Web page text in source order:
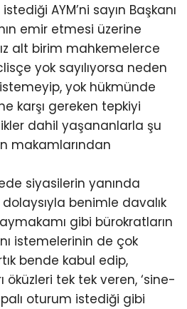
AYM’ni sayın Başkanı
emir etmesi üzerine
alt birim mahkemelerce
yok sayılıyorsa neden
yok hükmünde
karşı gereken tepkiyi
dahil yaşananlarla şu
makamlarından
siyasilerin yanında
benimle davalık
gibi bürokratların
istemelerinin de çok
bende kabul edip,
öküzleri tek tek veren, ‘sine-
oturum istediği gibi